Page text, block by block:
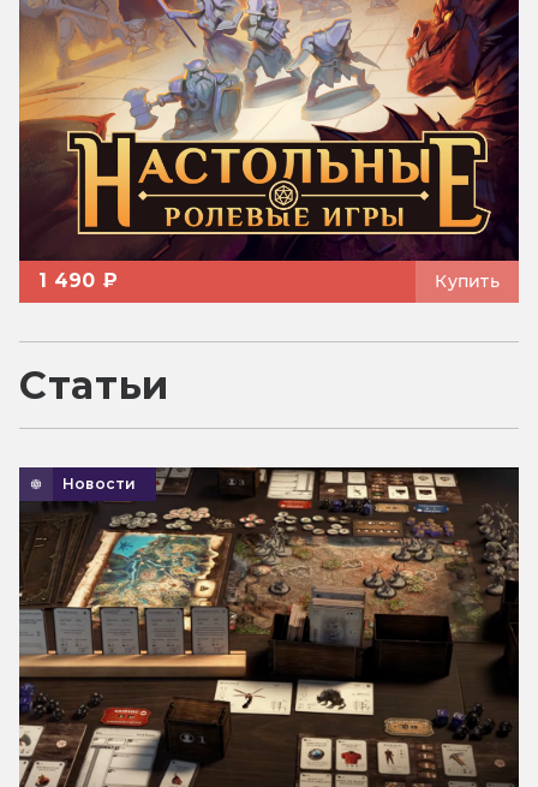
1 490 ₽ Купить
Статьи
Новости